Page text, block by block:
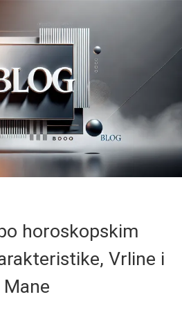
horoskopskim
Vrline i
Mane